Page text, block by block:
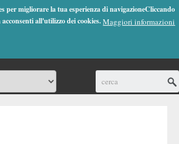
per migliorare la tua esperienza di navigazioneCliccando
all'utilizzo dei cookies.Maggiori informazioni
(0)